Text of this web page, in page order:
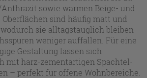
sowie warmen Beige- und
sind häufig matt und
sie alltagstauglich bleiben
weniger auffallen. Für eine
Gestaltung lassen sich
mit harz-zementartigen Spachtel-
– perfekt für offene Wohnbereiche.